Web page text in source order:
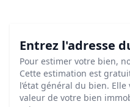
Entrez l'adresse
Pour estimer votre bien,
Cette estimation est
l’état général du bien.
valeur de votre bien